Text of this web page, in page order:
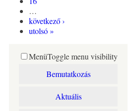
…
következő ›
utolsó »
MenüToggle menu visibility
Bemutatkozás
Aktuális